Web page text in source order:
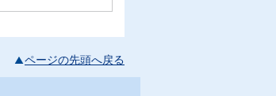
ページの先頭へ戻る